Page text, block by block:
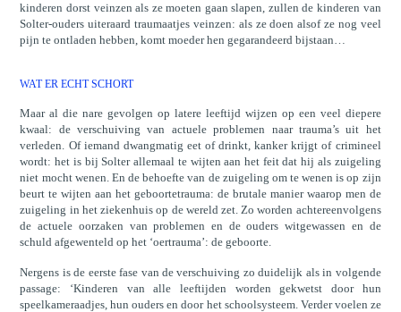
kinderen dorst veinzen als ze moeten gaan slapen, zullen de kinderen van
Solter-ouders uiteraard traumaatjes veinzen: als ze doen alsof ze nog veel
pijn te ontladen hebben, komt moeder hen gegarandeerd bijstaan…
WAT ER ECHT SCHORT
Maar al die nare gevolgen op latere leeftijd wijzen op een veel diepere
kwaal: de verschuiving van actuele problemen naar trauma’s uit het
verleden. Of iemand dwangmatig eet of drinkt, kanker krijgt of crimineel
wordt: het is bij Solter allemaal te wijten aan het feit dat hij als zuigeling
niet mocht wenen. En de behoefte van de zuigeling om te wenen is op zijn
beurt te wijten aan het geboortetrauma: de brutale manier waarop men de
zuigeling in het ziekenhuis op de wereld zet. Zo worden achtereenvolgens
de actuele oorzaken van problemen en de ouders witgewassen en de
schuld afgewenteld op het ‘oertrauma’: de geboorte.
Nergens is de eerste fase van de verschuiving zo duidelijk als in volgende
passage: ‘Kinderen van alle leeftijden worden gekwetst door hun
speelkameraadjes, hun ouders en door het schoolsysteem. Verder voelen ze